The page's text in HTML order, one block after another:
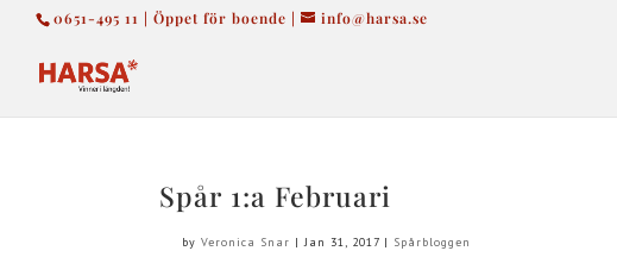
0651-495 11 | Öppet för boende | info@harsa.se
Spår 1:a Februari
byVeronica Snar |Jan 31, 2017 | Spårbloggen